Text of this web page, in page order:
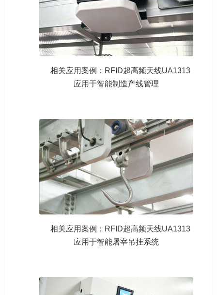
相关应用案例：RFID超高频天线UA1313
应用于智能制造产线管理
相关应用案例：RFID超高频天线UA1313
应用于智能屠宰吊挂系统